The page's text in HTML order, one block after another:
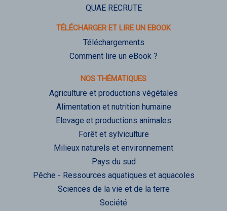
QUAE RECRUTE
TÉLÉCHARGER ET LIRE UN EBOOK
Téléchargements
Comment lire un eBook ?
NOS THÉMATIQUES
Agriculture et productions végétales
Alimentation et nutrition humaine
Elevage et productions animales
Forêt et sylviculture
Milieux naturels et environnement
Pays du sud
Pêche - Ressources aquatiques et aquacoles
Sciences de la vie et de la terre
Société